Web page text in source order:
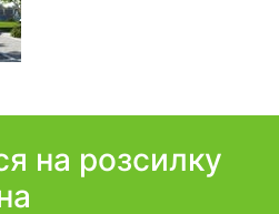
на розсилку